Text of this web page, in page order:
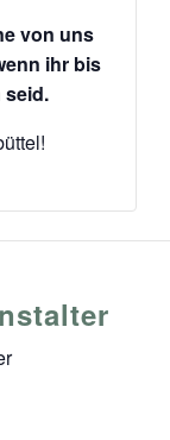
von uns
ihr bis
seid.